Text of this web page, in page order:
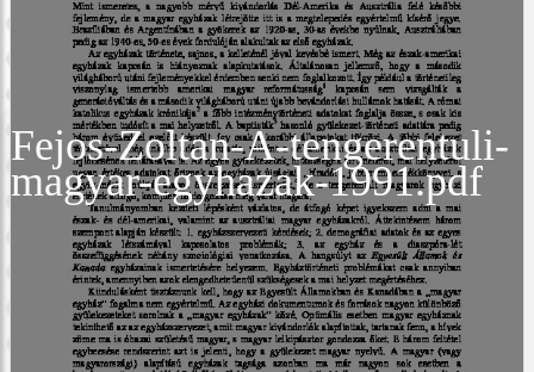
Fejos-Zoltan-A-tengerentuli-
magyar-egyhazak-1991.pdf